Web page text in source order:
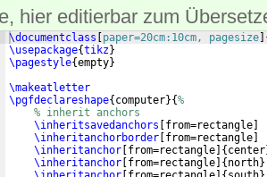
hier editierbar zum
\documentclass paper=20cm:10cm, pagesize
\usepackage{tikz}
\pagestyle{empty}
\makeatletter
\pgfdeclareshape{ computer}{%
% inherit anchors
\inheritsavedanchors
from=rectangle
\inheritanchorborder from=rectangle
\inheritanchor from=rectangle { center
\inheritanchor from=rectangle { north}